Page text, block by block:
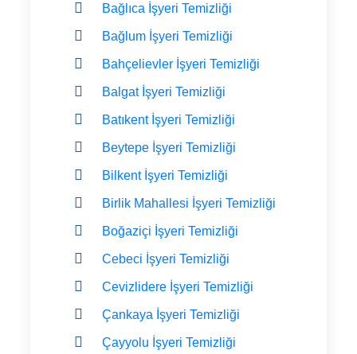
Bağlıca İşyeri Temizliği
Bağlum İşyeri Temizliği
Bahçelievler İşyeri Temizliği
Balgat İşyeri Temizliği
Batıkent İşyeri Temizliği
Beytepe İşyeri Temizliği
Bilkent İşyeri Temizliği
Birlik Mahallesi İşyeri Temizliği
Boğaziçi İşyeri Temizliği
Cebeci İşyeri Temizliği
Cevizlidere İşyeri Temizliği
Çankaya İşyeri Temizliği
Çayyolu İşyeri Temizliği